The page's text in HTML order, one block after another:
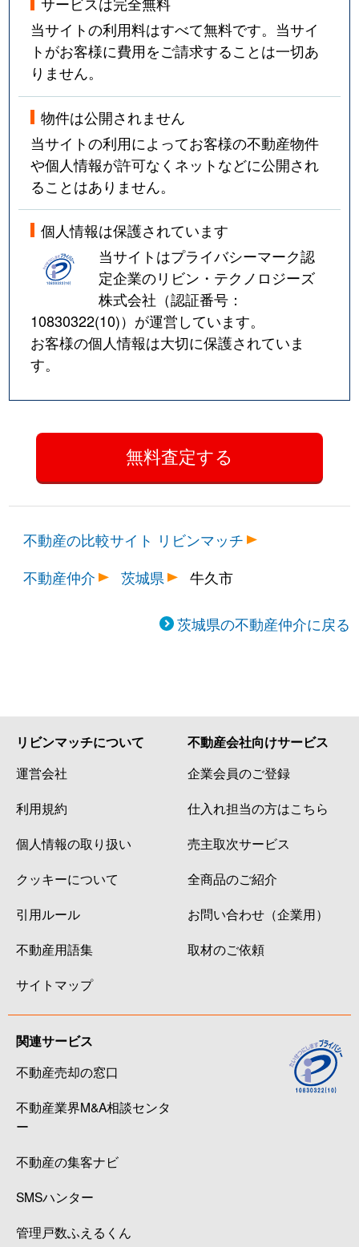
当サイトの利用料はすべて無料です。当サイ
トがお客様に費用をご請求することは一切あ
りません。
物件は公開されません
当サイトの利用によってお客様の不動産物件
や個人情報が許可なくネットなどに公開され
ることはありません。
個人情報は保護されています
当サイトはプライバシーマーク認
定企業のリビン・テクノロジーズ
株式会社（認証番号：
10830322(10)）が運営しています。
お客様の個人情報は大切に保護されていま
す。
不動産の比較サイト リビンマッチ
不動産仲介
茨城県 牛久市
茨城県の不動産仲介に戻る
リビンマッチについて
運営会社
利用規約
個人情報の取り扱い
クッキーについて
引用ルール
不動産用語集
サイトマップ
不動産会社向けサービス
企業会員のご登録
仕入れ担当の方はこちら
売主取次サービス
全商品のご紹介
お問い合わせ（企業用）
取材のご依頼
関連サービス
不動産売却の窓口
不動産業界M&A相談センタ
ー
不動産の集客ナビ
SMSハンター
管理戸数ふえるくん